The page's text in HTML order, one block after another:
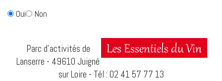
Oui
Non
Parc d’activités de
Lanserre - 49610 Juigné
sur Loire - Tél : 02 41 57 77 13